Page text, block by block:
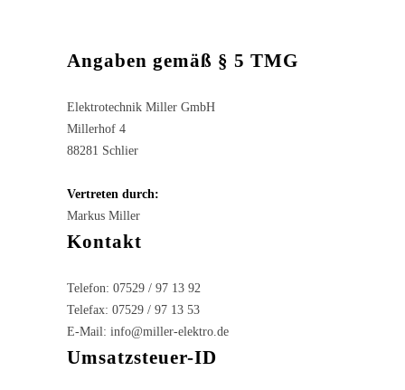
Angaben gemäß § 5 TMG
Elektrotechnik Miller GmbH
Millerhof 4
88281 Schlier
Vertreten durch:
Markus Miller
Kontakt
Telefon: 07529 / 97 13 92
Telefax: 07529 / 97 13 53
E-Mail: info@miller-elektro.de
Umsatzsteuer-ID